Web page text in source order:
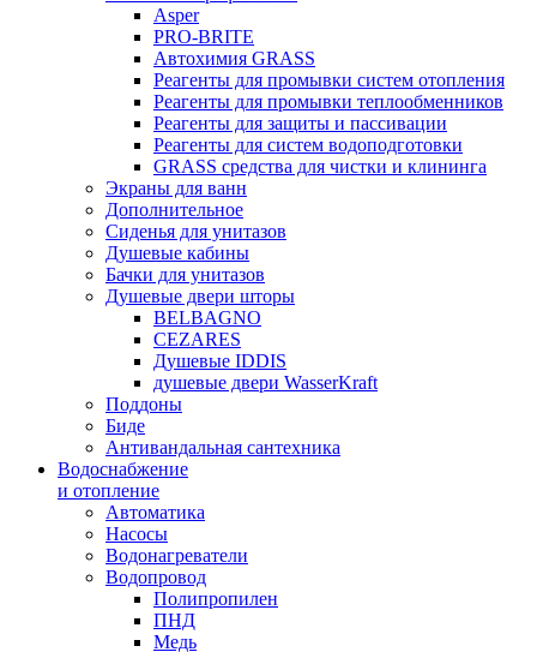
Asper
PRO-BRITE
Автохимия GRASS
Реагенты для промывки систем отопления
Реагенты для промывки теплообменников
Реагенты для защиты и пассивации
Реагенты для систем водоподготовки
GRASS средства для чистки и клининга
Экраны для ванн
Дополнительное
Сиденья для унитазов
Душевые кабины
Бачки для унитазов
Душевые двери шторы
BELBAGNO
CEZARES
Душевые IDDIS
душевые двери WasserKraft
Поддоны
Биде
Антивандальная сантехника
Водоснабжение
и отопление
Автоматика
Насосы
Водонагреватели
Водопровод
Полипропилен
ПНД
Медь